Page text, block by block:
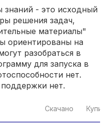
- это исходный
решения задач,
материалы"
ориентированы на
разобраться в
для запуска в
нет.
поддержки нет.
Скачано